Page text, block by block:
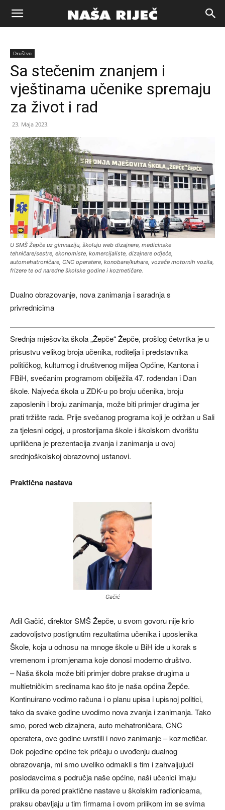
Naša
riječ
Zenica
Društvo
Sa stečenim znanjem i
vještinama učenike spremaju
za život i rad
23. Maja 2023.
U SMŠ Žepče uz gimnaziju, školuju web dizajnere, medicinske
tehničare/sestre, ekonomiste, komercijaliste, dizajnere odjeće,
automehatroničare, CNC operatere, konobare/kuhare, vozače motornih vozila,
frizere te od naredne školske godine i kozmetičare.
Dualno obrazovanje, nova zanimanja i saradnja s
privrednicima
Srednja mješovita škola „Žepče“ Žepče, prošlog četvrtka je u
prisustvu velikog broja učenika, roditelja i predstavnika
političkog, kulturnog i društvenog miljea Općine, Kantona i
FBiH, svečanim programom obilježila 47. rođendan i Dan
škole. Najveća škola u ZDK-u po broju učenika, broju
zaposlenih i broju zanimanja, može biti primjer drugima jer
prati tržište rada. Prije svečanog programa koji je održan u Sali
za tjelesni odgoj, u prostorijama škole i školskom dvorištu
upriličena je prezentacija zvanja i zanimanja u ovoj
srednjoškolskoj obrazovnoj ustanovi.
Praktična nastava
Gačić
Adil Gačić, direktor SMŠ Žepče, u svom govoru nije krio
zadovoljstvo postignutim rezultatima učenika i uposlenika
Škole, koja u odnosu na mnoge škole u BiH ide u korak s
vremenom i promjenama koje donosi moderno društvo.
– Naša škola može biti primjer dobre prakse drugima u
multietničkim sredinama kao što je naša općina Žepče.
Kontinuirano vodimo računa i o planu upisa i upisnoj politici,
tako da svake godine uvodimo nova zvanja i zanimanja. Tako
smo, pored web dizajnera, auto mehatroničara, CNC
operatera, ove godine uvrstili i novo zanimanje – kozmetičar.
Dok pojedine općine tek pričaju o uvođenju dualnog
obrazovanja, mi smo uveliko odmakli s tim i zahvaljujući
poslodavcima s područja naše općine, naši učenici imaju
priliku da pored praktične nastave u školskim radionicama,
praksu obavljaju u tim firmama i ovom prilikom im se svima